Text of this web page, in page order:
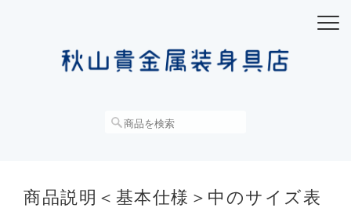
商品説明＜基本仕様＞中のサイズ表